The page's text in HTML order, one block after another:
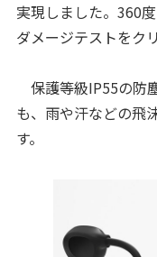
実現しました。360
ダメージテストをク
保護等級IP55の防
も、雨や汗などの飛
す。